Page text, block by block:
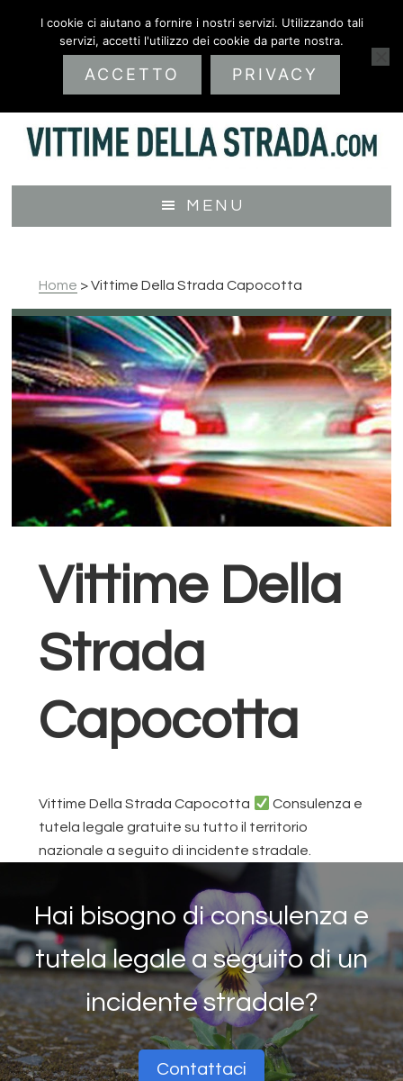
contenuto
MENU
Home >Vittime Della Strada Capocotta
Vittime Della
Strada
Capocotta
Vittime Della Strada Capocotta
Consulenza e
tutela legale gratuite su tutto il territorio
nazionale a seguito di incidente stradale.
Hai bisogno di consulenza e
tutela legale a seguito di un
incidente stradale?
Contattaci
I cookie ci aiutano a fornire i nostri servizi. Utilizzando tali
servizi, accetti l'utilizzo dei cookie da parte nostra.
ACCETTO PRIVACY